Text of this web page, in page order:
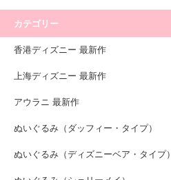
カテゴリー
香港ディズニー 最新作
上海ディズニー 最新作
アウラニ 最新作
ぬいぐるみ（ダッフィー・タイプ）
ぬいぐるみ（ディズニーベア・タイプ）